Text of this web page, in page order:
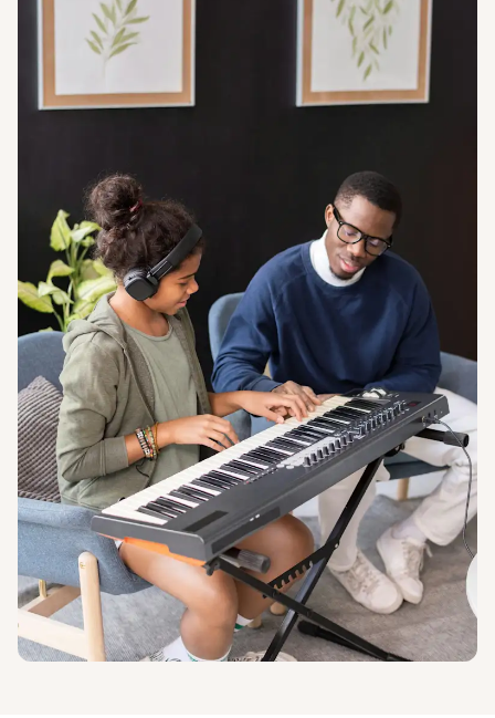
Comparatif RC Pro 2026 : Quel assureur
Comparatif
Insify x Pennylane - découvrez notre offre
En
En savoirplus
Espace presse